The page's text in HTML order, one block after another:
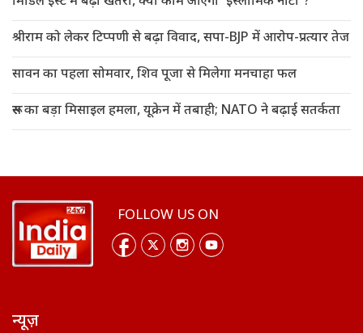
श्रीराम को लेकर टिप्पणी से बढ़ा विवाद, सपा-BJP में आरोप-प्रत्यार तेज
सावन का पहला सोमवार, शिव पूजा से मिलेगा मनचाहा फल
रूस का बड़ा मिसाइल हमला, यूक्रेन में तबाही; NATO ने बढ़ाई सतर्कता
FOLLOW US ON
न्यूज़